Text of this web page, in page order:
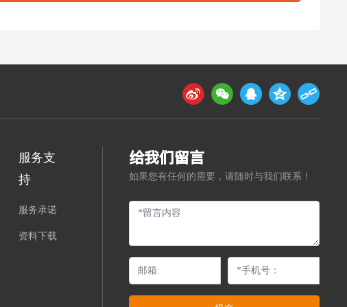
服务支
持
服务承诺
资料下载
给我们留言
如果您有任何的需要，请随时与我们联系！